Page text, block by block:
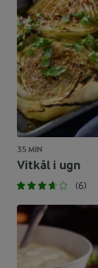
35 MIN
Vitkål i ugn
(6)